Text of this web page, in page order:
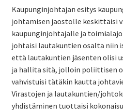
Kaupunginjohtajan esitys
johtamisen jaostolle keskittäisi
kaupunginjohtajalle ja
johtaisi lautakuntien osalta niin
että lautakuntien jäsenten olisi
ja hallita sitä, jolloin poliittisen
vahvistuisi tätäkin kautta
Virastojen ja lautakuntien/
yhdistäminen tuottaisi